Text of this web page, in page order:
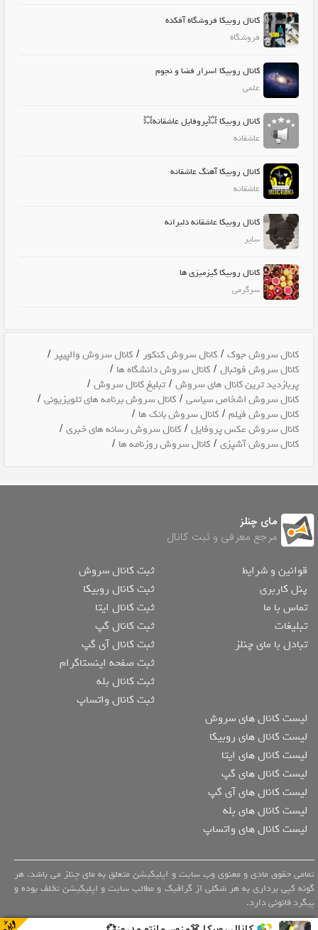
کانال روبیکا فروشگاه آفکده
فروشگاه
کانال روبیکا اسرار فضا و نجوم
علمی
کانال روبیکا 💥پروفایل عاشقانه💥
عاشقانه
کانال روبیکا آهنگ عاشقانه
عاشقانه
کانال روبیکا عاشقانه دلبرانه
سایر
کانال روبیکا گیزمیزی ها
سرگرمی
کانال سروش جوک /کانال سروش کنکور /کانال سروش والپیپر /
کانال سروش فوتبال /کانال سروش دانشگاه ها /
پربازدید ترین کانال های سروش /تبلیغ کانال سروش /
کانال سروش اشخاص سیاسی /کانال سروش برنامه های تلویزیونی /
کانال سروش فیلم /کانال سروش بانک ها /
کانال سروش عکس پروفایل /کانال سروش رسانه های خبری /
کانال سروش آشپزی /کانال سروش روزنامه ها /
مای چنلز
مرجع معرفی و ثبت کانال
قوانین و شرایط
پنل کاربری
تماس با ما
تبلیغات
تبادل با مای چنلز
ثبت کانال سروش
ثبت کانال روبیکا
ثبت کانال ایتا
ثبت کانال گپ
ثبت کانال آی گپ
ثبت صفحه اینستاگرام
ثبت کانال بله
ثبت کانال واتساپ
لیست کانال های سروش
لیست کانال های روبیکا
لیست کانال های ایتا
لیست کانال های گپ
لیست کانال های آی گپ
لیست کانال های بله
لیست کانال های واتساپ
تمامی حقوق مادی و معنوی وب سایت و اپلیکیشن متعلق به مای چنلز می باشد. هر
گونه کپی برداری به هر شکلی از گرافیک و مطالب سایت و اپلیکیشن تخلف بوده و
پیگرد قانونی دارد.